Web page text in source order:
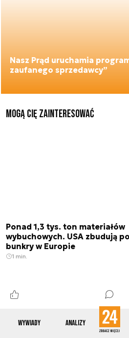
Wywiady Analizy
Nasz Prąd uruchamia
zaufanego sprzedawcy”
Mogą Cię zainteresować
Ponad 1,3 tys. ton materiałów
wybuchowych. USA zbudują
bunkry w Europie
1 min.